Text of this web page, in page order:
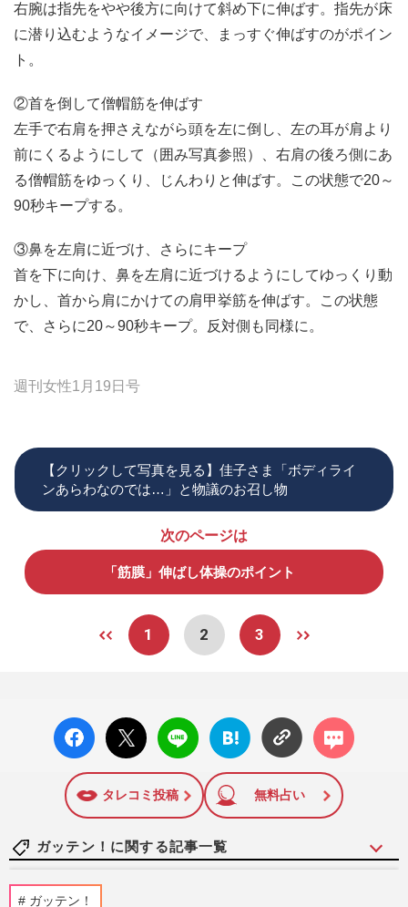
右腕は指先をやや後方に向けて斜め下に伸ばす。指先が床
に潜り込むようなイメージで、まっすぐ伸ばすのがポイン
ト。
②首を倒して僧帽筋を伸ばす
左手で右肩を押さえながら頭を左に倒し、左の耳が肩より
前にくるようにして（囲み写真参照）、右肩の後ろ側にあ
る僧帽筋をゆっくり、じんわりと伸ばす。この状態で20～
90秒キープする。
③鼻を左肩に近づけ、さらにキープ
首を下に向け、鼻を左肩に近づけるようにしてゆっくり動
かし、首から肩にかけての肩甲挙筋を伸ばす。この状態
で、さらに20～90秒キープ。反対側も同様に。
週刊女性1月19日号
【クリックして写真を見る】佳子さま「ボディライ
ンあらわなのでは…」と物議のお召し物
次のページは
「筋膜」伸ばし体操のポイント
1 2 3
facebo
ok い
X ポス
ト
LINE
はてな
ブック
に追加
コメン
ト
タレコミ投稿 無料占い
ガッテン！に関する記事一覧
ガッテン！